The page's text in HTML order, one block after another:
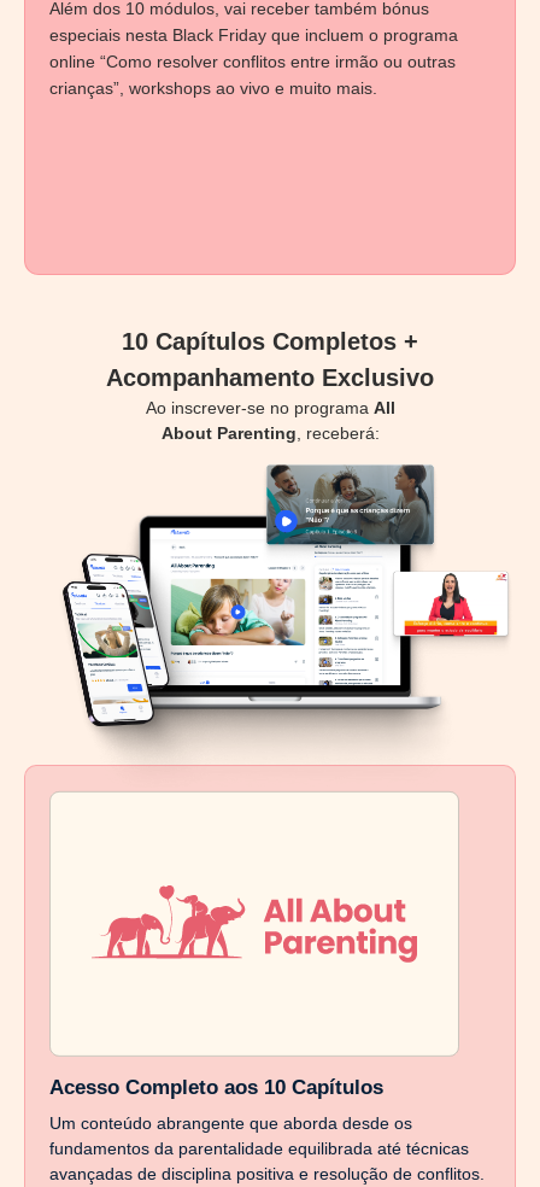
Além dos 10 módulos, vai receber também bónus
especiais nesta Black Friday que incluem o programa
online “Como resolver conflitos entre irmão ou outras
crianças”, workshops ao vivo e muito mais.
10 Capítulos Completos +
Acompanhamento Exclusivo
Ao inscrever-se no programa All
About Parenting, receberá:
Acesso Completo aos 10 Capítulos
Um conteúdo abrangente que aborda desde os
fundamentos da parentalidade equilibrada até técnicas
avançadas de disciplina positiva e resolução de conflitos.